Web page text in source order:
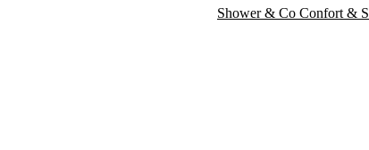
Shower & Co Confort &